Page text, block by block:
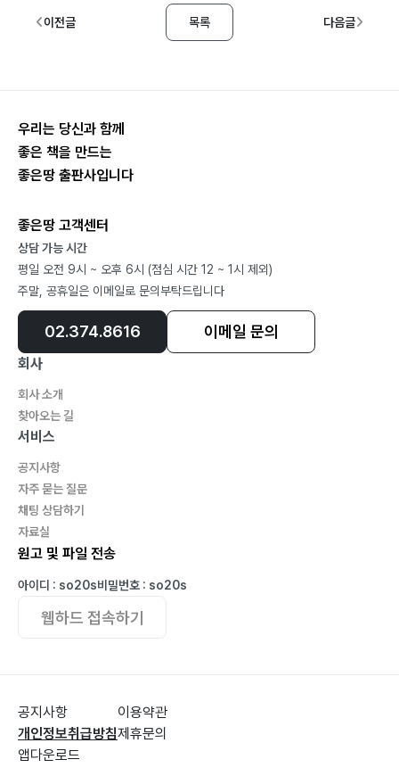
이전글 목록 다음글
우리는 당신과 함께
좋은 책을 만드는
좋은땅 출판사입니다
좋은땅 고객센터
상담 가능 시간
평일 오전 9시 ~ 오후 6시 (점심 시간 12 ~ 1시 제외)
주말, 공휴일은 이메일로 문의부탁드립니다
02.374.8616 이메일 문의
회사
회사 소개
찾아오는 길
서비스
공지사항
자주 묻는 질문
채팅 상담하기
자료실
원고 및 파일 전송
아이디 : so20s비밀번호 : so20s
웹하드 접속하기
공지사항
개인정보취급방침
앱다운로드
이용약관
제휴문의